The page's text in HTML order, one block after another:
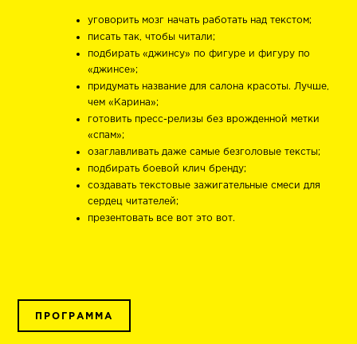
уговорить мозг начать работать над текстом;
писать так, чтобы читали;
подбирать «джинсу» по фигуре и фигуру по
«джинсе»;
придумать название для салона красоты. Лучше,
чем «Карина»;
готовить пресс-релизы без врожденной метки
«спам»;
озаглавливать даже самые безголовые тексты;
подбирать боевой клич бренду;
создавать текстовые зажигательные смеси для
сердец читателей;
презентовать все вот это вот.
ПРОГРАММА